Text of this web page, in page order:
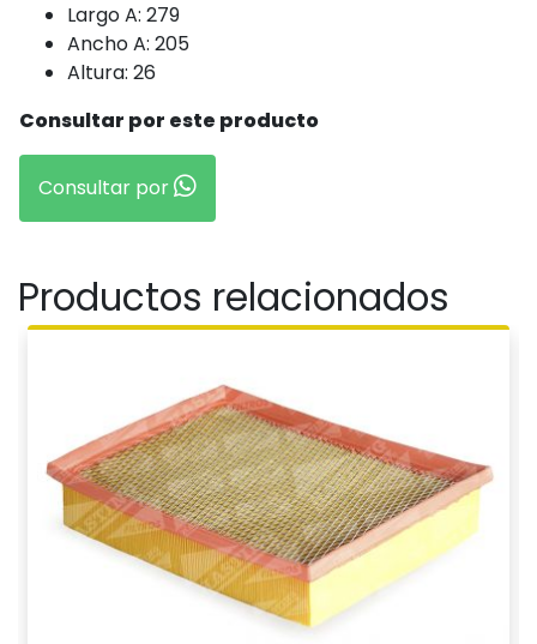
Largo A: 279
Ancho A: 205
Altura: 26
Consultar por este producto
Consultar por
Productos relacionados